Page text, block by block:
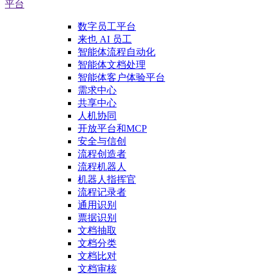
平台
数字员工平台
来也 AI 员工
智能体流程自动化
智能体文档处理
智能体客户体验平台
需求中心
共享中心
人机协同
开放平台和MCP
安全与信创
流程创造者
流程机器人
机器人指挥官
流程记录者
通用识别
票据识别
文档抽取
文档分类
文档比对
文档审核